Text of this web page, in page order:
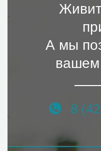
А мы
8